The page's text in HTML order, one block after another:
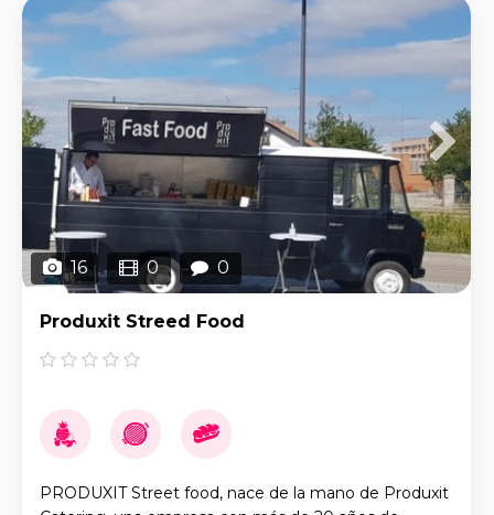
16 0 0
Produxit Streed Food
PRODUXIT Street food, nace de la mano de Produxit